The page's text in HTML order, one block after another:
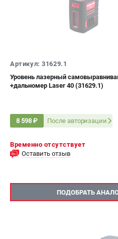
Артикул: 31629.1
Уровень лазерный
+дальномер Laser 40 (31629.1)
8 598 ₽ После авторизации
Временно отсутствует
Оставить отзыв
ПОДОБРАТЬ